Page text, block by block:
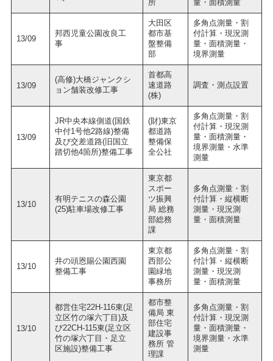
所 量・面積測量
13/09
邦西児童公園改良工
事
大田区
都市基
盤整備
部
多角点測量・割
付計算・現況測
量・面積測量・
境界測量
13/09
(高修)大橋ジャンクシ
ョン舗装改修工事
首都高
速道路
(株)
調査・測点設置
13/09
JR中央本線側道(国鉄
中付1号他2路線)整備
及び交差道路(旧国立
踏切他4箇所)整備工事
(財)東京
都道路
整備保
全公社
多角点測量・割
付計算・現況測
量・面積測量・
境界測量・水準
測量
13/10
有明テニスの森公園
(25)駐車場改修工事
東京都
スポー
ツ振興
局 総務
部総務
課
多角点測量・割
付計算・縦横断
測量・現況測
量・面積測量
13/10
井の頭恩賜公園西園
整備工事
東京都
西部公
園緑地
事務所
多角点測量・割
付計算・縦横断
測量・現況測
量・面積測量
13/10
都営住宅22H-116東(足
立区竹の塚六丁目)及
び22CH-115東(足立区
竹の塚六丁目・足立
区施設)整備工事
都市整
備局 東
部住宅
建設事
務所 管
理課
多角点測量・割
付計算・現況測
量・面積測量・
境界測量・水準
測量